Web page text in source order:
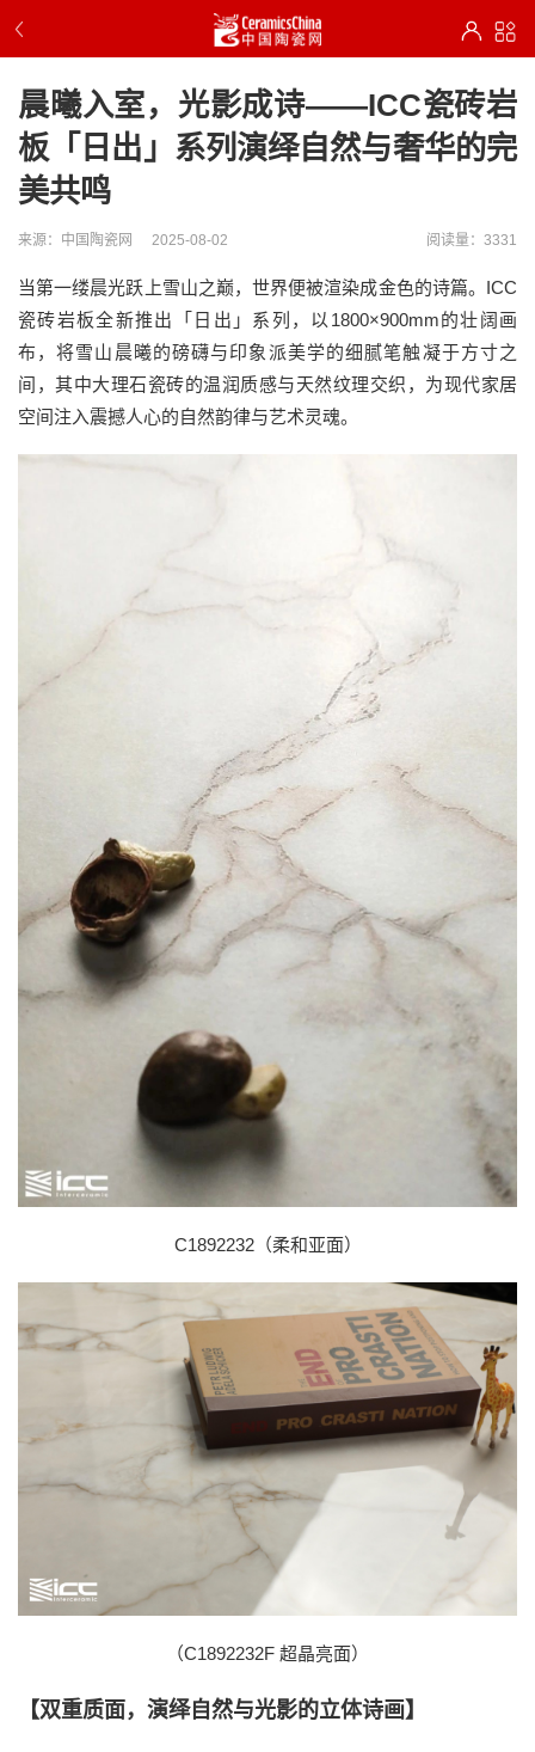
晨曦入室，光影成诗——ICC瓷砖岩
板「日出」系列演绎自然与奢华的完
美共鸣
来源：中国陶瓷网 2025-08-02 阅读量：3331
当第一缕晨光跃上雪山之巅，世界便被渲染成金色的诗篇。ICC
瓷砖岩板全新推出「日出」系列，以1800×900mm的壮阔画
布，将雪山晨曦的磅礴与印象派美学的细腻笔触凝于方寸之
间，其中大理石瓷砖的温润质感与天然纹理交织，为现代家居
空间注入震撼人心的自然韵律与艺术灵魂。
C1892232（柔和亚面）
（C1892232F 超晶亮面）
【双重质面，演绎自然与光影的立体诗画】